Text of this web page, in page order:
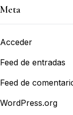
Meta
Acceder
Feed de entradas
Feed de
WordPress.org